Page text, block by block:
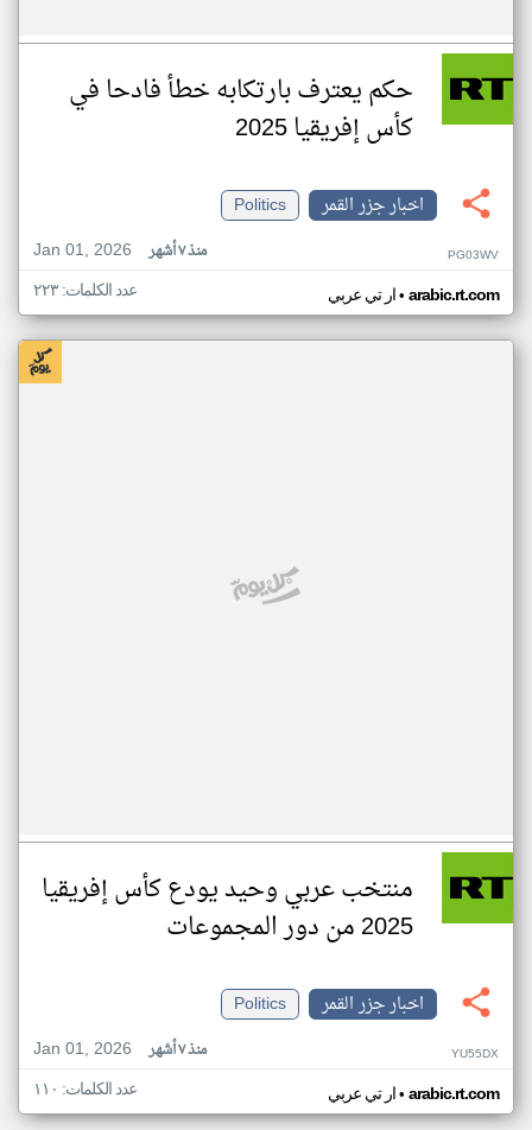
حكم يعترف بارتكابه خطأ فادحا في
كأس إفريقيا 2025
اخبار جزر القمر
Politics
Jan 01, 2026
منذ ٧ أشهر PG03WV
ار تي عربي• arabic.rt.com عدد الكلمات: ٢٢٣
منتخب عربي وحيد يودع كأس إفريقيا
2025 من دور المجموعات
اخبار جزر القمر
Politics
Jan 01, 2026
منذ ٧ أشهر YU55DX
ار تي عربي• arabic.rt.com عدد الكلمات: ١١٠